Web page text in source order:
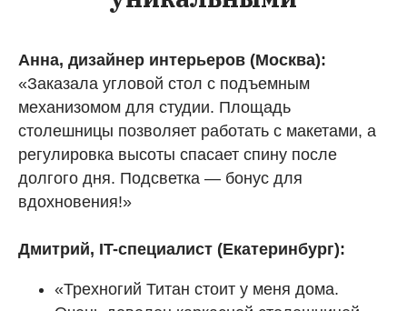
Анна, дизайнер интерьеров (Москва):
«Заказала угловой стол с подъемным
механизомом для студии. Площадь
столешницы позволяет работать с макетами, а
регулировка высоты спасает спину после
долгого дня. Подсветка — бонус для
вдохновения!»
Дмитрий, IT-специалист (Екатеринбург):
«Трехногий Титан стоит у меня дома.